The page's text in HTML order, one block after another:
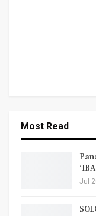
Most Read
Jul